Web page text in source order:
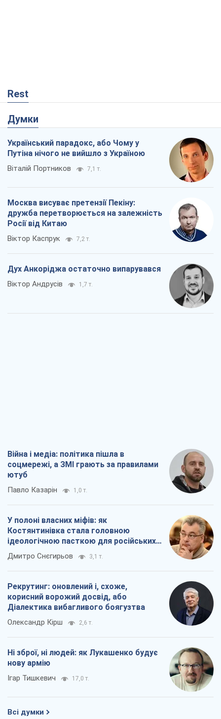
Rest
Думки
Український парадокс, або Чому у
Путіна нічого не вийшло з Україною
Віталій Портников 7,1 т.
Москва висуває претензії Пекіну:
дружба перетворюється на залежність
Росії від Китаю
Віктор Каспрук 7,2 т.
Дух Анкоріджа остаточно випарувався
Віктор Андрусів 1,7 т.
Війна і медіа: політика пішла в
соцмережі, а ЗМІ грають за правилами
ютуб
Павло Казарін 1,0 т.
У полоні власних міфів: як
Костянтинівка стала головною
ідеологічною пасткою для російських
окупантів
Дмитро Снєгирьов 3,1 т.
Рекрутинг: оновлений і, схоже,
корисний ворожий досвід, або
Діалектика вибагливого боягузтва
Олександр Кірш 2,6 т.
Ні зброї, ні людей: як Лукашенко будує
нову армію
Ігар Тишкевич 17,0 т.
Всі думки